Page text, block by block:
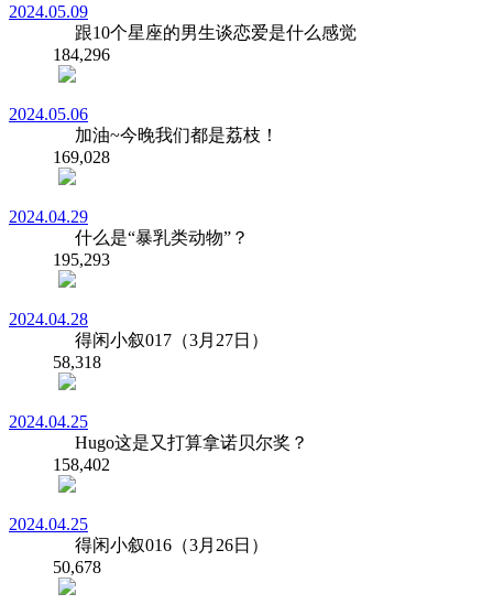
2024.05.09
跟10个星座的男生谈恋爱是什么感觉
184,296
2024.05.06
加油~今晚我们都是荔枝！
169,028
2024.04.29
什么是“暴乳类动物”？
195,293
2024.04.28
得闲小叙017（3月27日）
58,318
2024.04.25
Hugo这是又打算拿诺贝尔奖？
158,402
2024.04.25
得闲小叙016（3月26日）
50,678